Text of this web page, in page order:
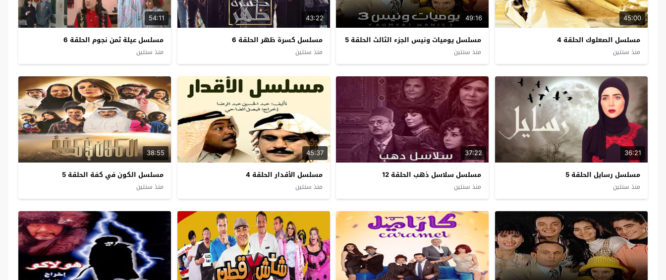
45:00
مسلسل الصعلوك الحلقة 4
منذ سنتين
49:16
مسلسل يوميات ونيس الجزء الثالث الحلقة 5
منذ سنتين
43:22
مسلسل كسرة ظهر الحلقة 6
منذ سنتين
54:11
مسلسل عيلة ثمن نجوم الحلقة 6
منذ سنتين
36:21
مسلسل رسايل الحلقة 5
منذ سنتين
37:22
مسلسل سلاسل ذهب الحلقة 12
منذ سنتين
45:37
مسلسل الأقدار الحلقة 4
منذ سنتين
38:55
مسلسل الكون في كفة الحلقة 5
منذ سنتين